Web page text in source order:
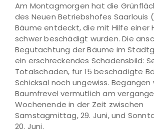
Am Montagmorgen hat die
des Neuen Betriebshofes Saarlouis
Bäume entdeckt, die mit Hilfe einer
schwer beschädigt wurden. Die
Begutachtung der Bäume im
ein erschreckendes Schadensbild:
Totalschaden, für 15 beschädigte
Schicksal noch ungewiss. Begangen
Baumfrevel vermutlich am
Wochenende in der Zeit zwischen
Samstagmittag, 29. Juni, und
20. Juni.